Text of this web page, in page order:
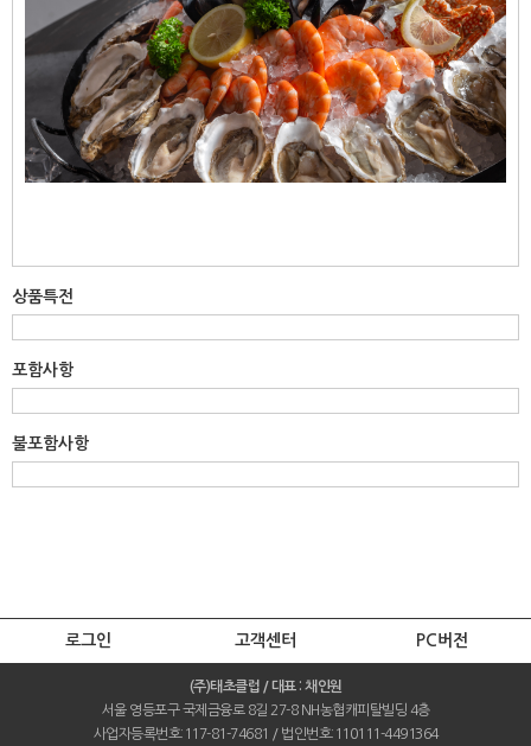
상품특전
포함사항
불포함사항
로그인 고객센터 PC버전
(주)태초클럽 / 대표 : 채인원
서울 영등포구 국제금융로 8길 27-8 NH농협캐피탈빌딩 4층
사업자등록번호:117-81-74681 / 법인번호:110111-4491364